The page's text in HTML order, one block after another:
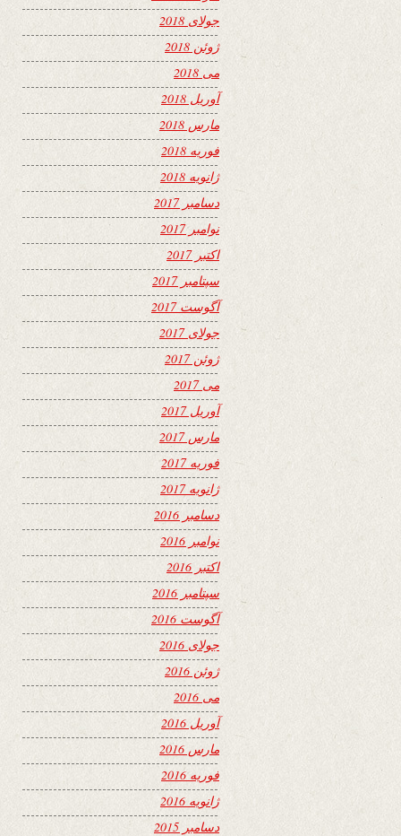
جولای 2018
ژوئن 2018
می 2018
آوریل 2018
مارس 2018
فوریه 2018
ژانویه 2018
دسامبر 2017
نوامبر 2017
اکتبر 2017
سپتامبر 2017
آگوست 2017
جولای 2017
ژوئن 2017
می 2017
آوریل 2017
مارس 2017
فوریه 2017
ژانویه 2017
دسامبر 2016
نوامبر 2016
اکتبر 2016
سپتامبر 2016
آگوست 2016
جولای 2016
ژوئن 2016
می 2016
آوریل 2016
مارس 2016
فوریه 2016
ژانویه 2016
دسامبر 2015